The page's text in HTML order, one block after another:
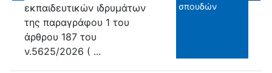
εκπαιδευτικών ιδρυμάτων
της παραγράφου 1 του
άρθρου 187 του
ν.5625/2026 ( ...
σπουδών